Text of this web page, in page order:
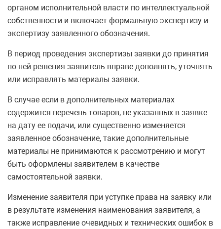
органом исполнительной власти по интеллектуальной
собственности и включает формальную экспертизу и
экспертизу заявленного обозначения.
В период проведения экспертизы заявки до принятия
по ней решения заявитель вправе дополнять, уточнять
или исправлять материалы заявки.
В случае если в дополнительных материалах
содержится перечень товаров, не указанных в заявке
на дату ее подачи, или существенно изменяется
заявленное обозначение, такие дополнительные
материалы не принимаются к рассмотрению и могут
быть оформлены заявителем в качестве
самостоятельной заявки.
Изменение заявителя при уступке права на заявку или
в результате изменения наименования заявителя, а
также исправление очевидных и технических ошибок в